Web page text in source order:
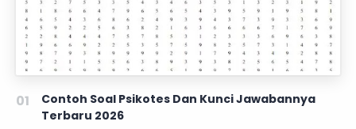
Contoh Soal Psikotes Dan Kunci Jawabannya
Terbaru 2026